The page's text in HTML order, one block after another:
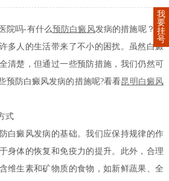
院吗-有什么预防白癜风发病的措施呢？白
多人的生活带来了不小的困扰。虽然白癜
清楚，但通过一些预防措施，我们仍然可
预防白癜风发病的措施呢?看看昆明白癜风
式
癜风发病的基础。我们应保持规律的作
身体的恢复和免疫力的提升。此外，合理
维生素和矿物质的食物，如新鲜蔬果、全
我
要
挂
号